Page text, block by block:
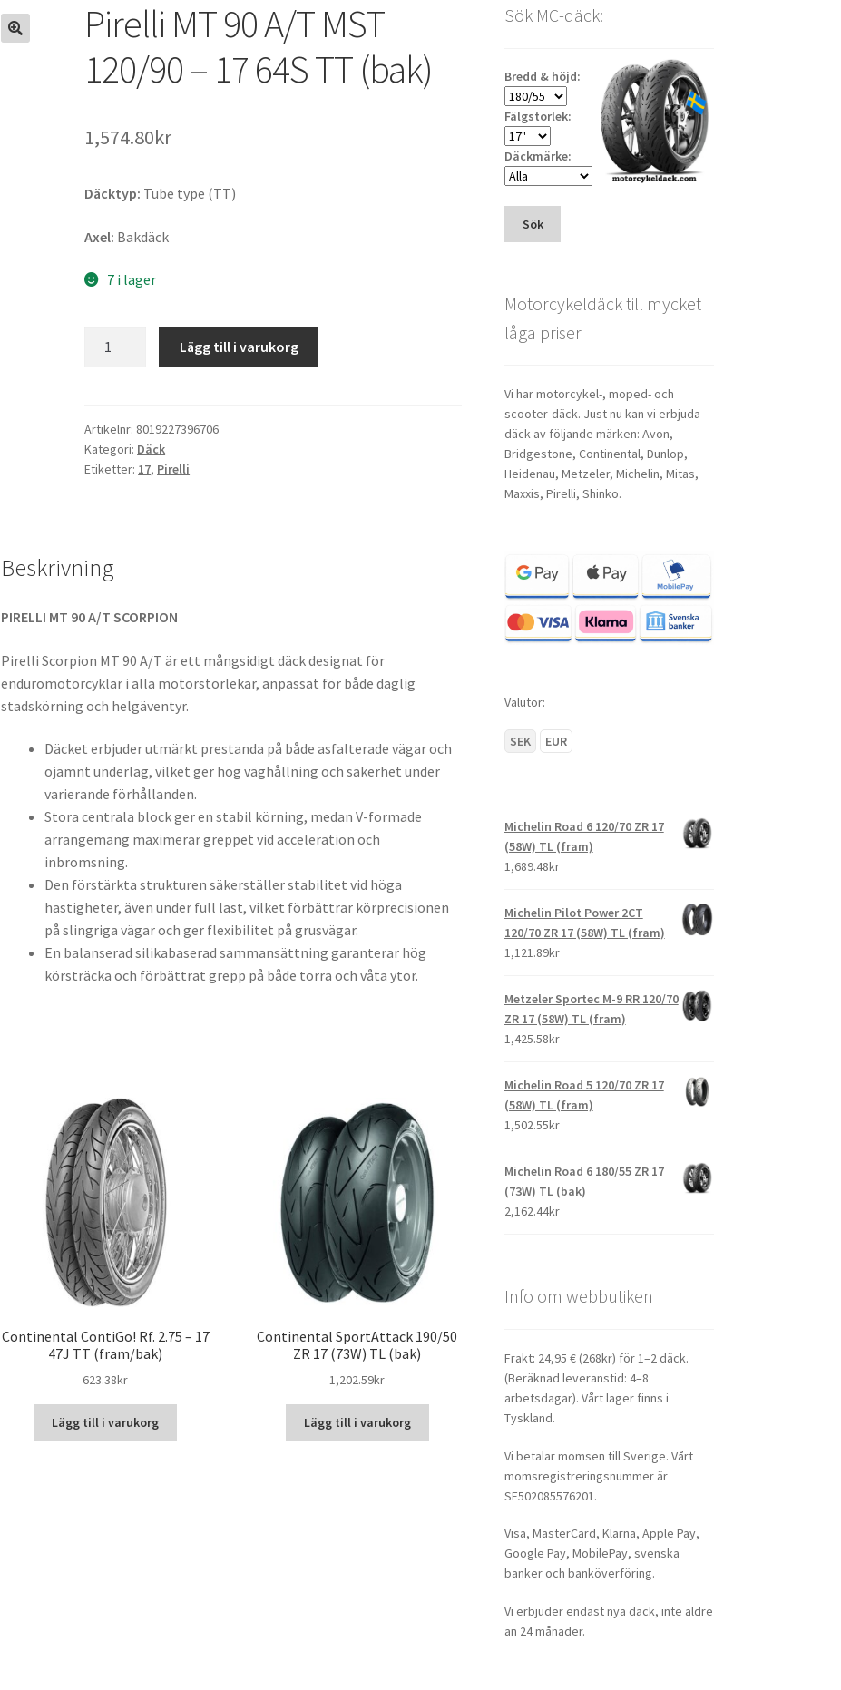
Pirelli MT 90 A/T MST
120/90 – 17 64S TT (bak)
1,574.80kr
Däcktyp: Tube type (TT)
Axel: Bakdäck
7 i lager
MST
120/90
-
(bak)
mängd
Lägg till i varukorg
Artikelnr: 8019227396706
Kategori: Däck
Etiketter: 17, Pirelli
Beskrivning
PIRELLI MT 90 A/T SCORPION
Pirelli Scorpion MT 90 A/T är ett mångsidigt däck designat för
enduromotorcyklar i alla motorstorlekar, anpassat för både daglig
stadskörning och helgäventyr.
Däcket erbjuder utmärkt prestanda på både asfalterade vägar och
ojämnt underlag, vilket ger hög väghållning och säkerhet under
varierande förhållanden.
Stora centrala block ger en stabil körning, medan V-formade
arrangemang maximerar greppet vid acceleration och
inbromsning.
Den förstärkta strukturen säkerställer stabilitet vid höga
hastigheter, även under full last, vilket förbättrar körprecisionen
på slingriga vägar och ger flexibilitet på grusvägar.
En balanserad silikabaserad sammansättning garanterar hög
körsträcka och förbättrat grepp på både torra och våta ytor.
Continental ContiGo! Rf. 2.75 – 17
47J TT (fram/bak)
623.38kr
Lägg till i varukorg
Continental SportAttack 190/50
ZR 17 (73W) TL (bak)
1,202.59kr
Lägg till i varukorg
Sök MC-däck:
Bredd & höjd:
Fälgstorlek:
Däckmärke:
Sök
Motorcykeldäck till mycket
låga priser
Vi har motorcykel-, moped- och
scooter-däck. Just nu kan vi erbjuda
däck av följande märken: Avon,
Bridgestone, Continental, Dunlop,
Heidenau, Metzeler, Michelin, Mitas,
Maxxis, Pirelli, Shinko.
Valutor:
SEK EUR
Michelin Road 6 120/70 ZR 17
(58W) TL (fram)
1,689.48kr
Michelin Pilot Power 2CT
120/70 ZR 17 (58W) TL (fram)
1,121.89kr
Metzeler Sportec M-9 RR 120/70
ZR 17 (58W) TL (fram)
1,425.58kr
Michelin Road 5 120/70 ZR 17
(58W) TL (fram)
1,502.55kr
Michelin Road 6 180/55 ZR 17
(73W) TL (bak)
2,162.44kr
Info om webbutiken
Frakt: 24,95 € (268kr) för 1–2 däck.
(Beräknad leveranstid: 4–8
arbetsdagar). Vårt lager finns i
Tyskland.
Vi betalar momsen till Sverige. Vårt
momsregistreringsnummer är
SE502085576201.
Visa, MasterCard, Klarna, Apple Pay,
Google Pay, MobilePay, svenska
banker och banköverföring.
Vi erbjuder endast nya däck, inte äldre
än 24 månader.